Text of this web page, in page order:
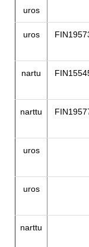
uros
uros
nartu
narttu
uros
uros
narttu